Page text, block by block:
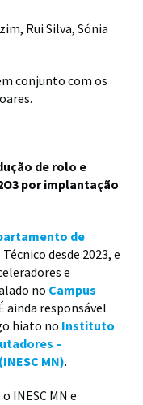
Rui Silva, Sónia
conjunto com os
de rolo e
por implantação
de
Técnico desde 2023, e
e
no Campus
ainda responsável
hiato no Instituto
–
MN).
INESC MN e